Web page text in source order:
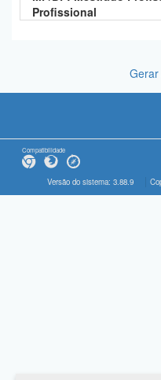
Profissional
Compatibilidade
Versão do sistema: 3.88.9